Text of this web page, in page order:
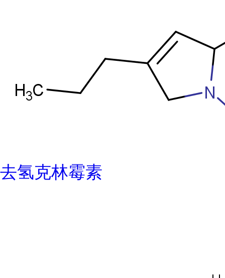
去氢克林霉素